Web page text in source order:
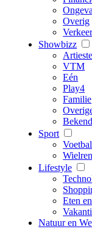
Overig
Showbizz
VTM
Eén
Play4
Familie
Sport
Voetbal
Lifestyle
Eten
Natuur en